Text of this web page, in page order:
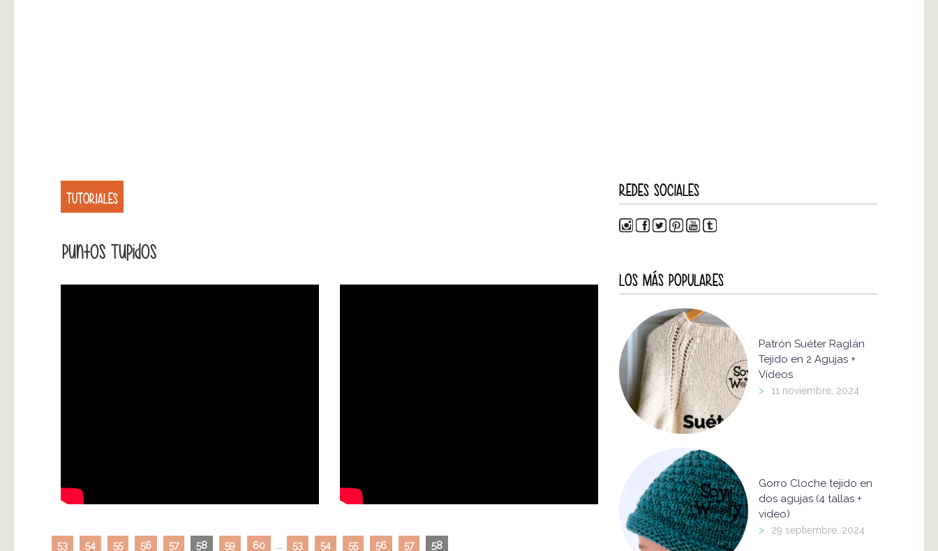
TUTORIALES
Puntos Tupidos
53 54 55 56 57 58 59 60 53 54 55 56 57 58
REDES SOCIALES
LOS MÁS POPULARES
Patrón Suéter Raglán
Tejido en 2 Agujas +
Vídeos
> 11 noviembre, 2024
Gorro Cloche tejido en
dos agujas (4 tallas +
video)
> 29 septiembre, 2024